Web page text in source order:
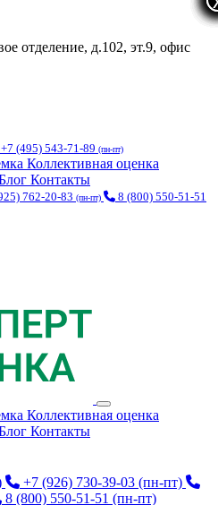
отделение, д.102, эт.9, офис
+7 (495) 543-71-89 (пн-пт)
Коллективная оценка
Контакты
762-20-83 (пн-пт) 8 (800) 550-51-51
Коллективная оценка
Контакты
+7 (926) 730-39-03 (пн-пт)
8 (800) 550-51-51 (пн-пт)